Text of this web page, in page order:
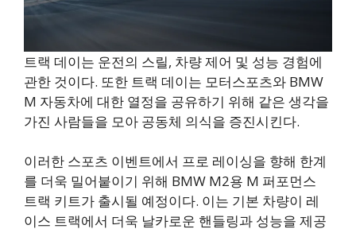
트랙 데이는 운전의 스릴, 차량 제어 및 성능 경험에
관한 것이다. 또한 트랙 데이는 모터스포츠와 BMW
M 자동차에 대한 열정을 공유하기 위해 같은 생각을
가진 사람들을 모아 공동체 의식을 증진시킨다.
이러한 스포츠 이벤트에서 프로 레이싱을 향해 한계
를 더욱 밀어붙이기 위해 BMW M2용 M 퍼포먼스
트랙 키트가 출시될 예정이다. 이는 기본 차량이 레
이스 트랙에서 더욱 날카로운 핸들링과 성능을 제공